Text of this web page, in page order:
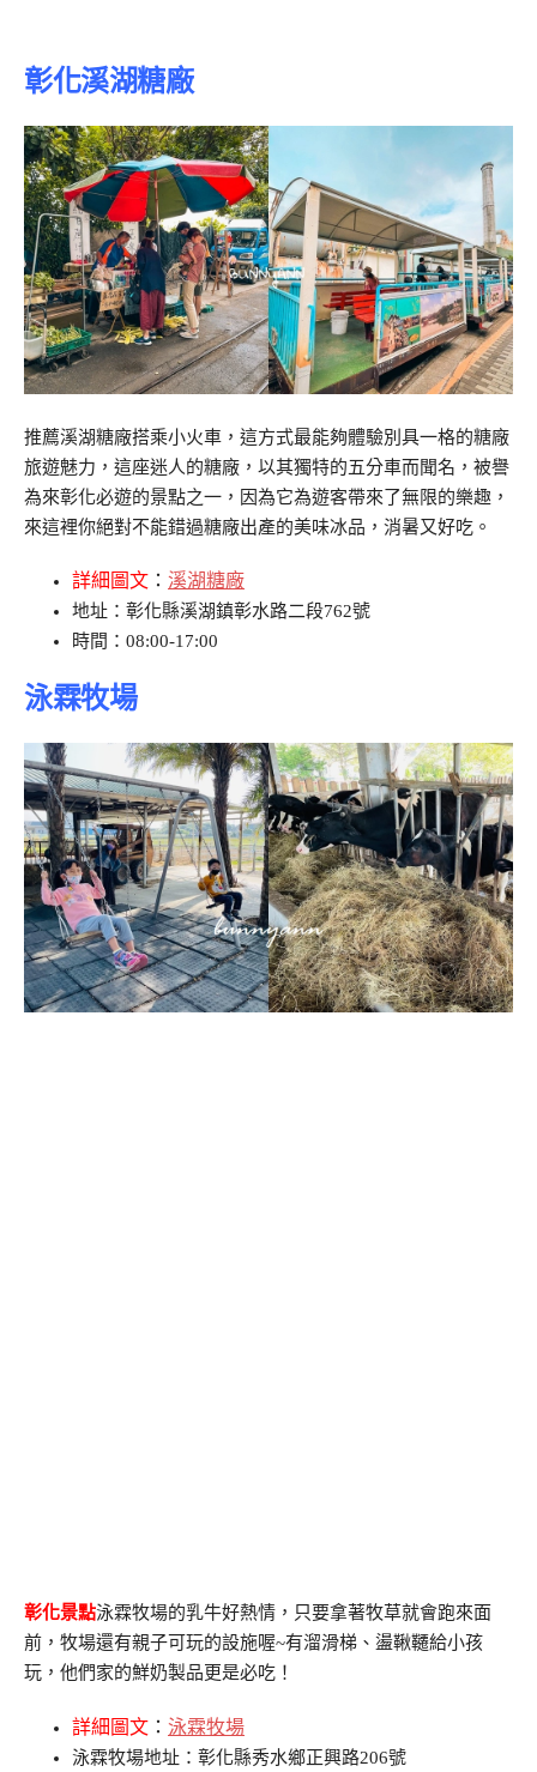
彰化溪湖糖廠
推薦溪湖糖廠搭乘小火車，這方式最能夠體驗別具一格的糖廠
旅遊魅力，這座迷人的糖廠，以其獨特的五分車而聞名，被譽
為來彰化必遊的景點之一，因為它為遊客帶來了無限的樂趣，
來這裡你絕對不能錯過糖廠出產的美味冰品，消暑又好吃。
詳細圖文 ： 溪湖糖廠
地址：彰化縣溪湖鎮彰水路二段762號
時間：08:00-17:00
泳霖牧場
彰化景點泳霖牧場的乳牛好熱情，只要拿著牧草就會跑來面
前，牧場還有親子可玩的設施喔~有溜滑梯、盪鞦韆給小孩
玩，他們家的鮮奶製品更是必吃！
詳細圖文 ： 泳霖牧場
泳霖牧場地址：彰化縣秀水鄉正興路206號